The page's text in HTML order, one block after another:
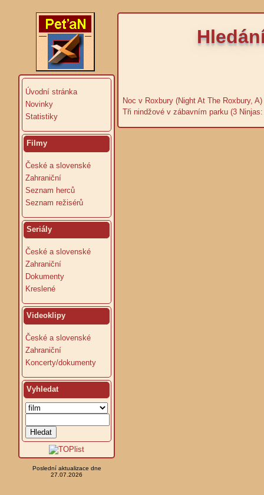
Úvodní stránka
Novinky
Statistiky
Filmy
České a slovenské
Zahraniční
Seznam herců
Seznam režisérů
Seriály
České a slovenské
Zahraniční
Dokumenty
Kreslené
Videoklipy
České a slovenské
Zahraniční
Koncerty/dokumenty
Vyhledat
Poslední aktualizace dne
27.07.2026
Noc v Roxbury (Night At The Roxbury, A)
Tři nindžové v zábavním parku (3